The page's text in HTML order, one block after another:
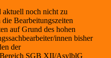
aktuell noch nicht zu
Bearbeitungszeiten
auf Grund des hohen
innen bisher
der
Bereich SGB XII/AsylblG